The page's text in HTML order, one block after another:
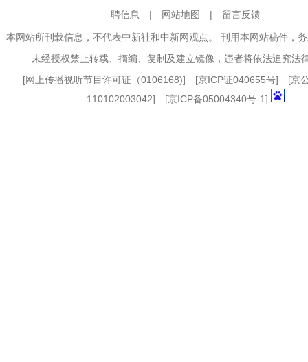
聘信息
| 网站地图 | 留言反馈
本网站所刊载信息，不代表中新社和中新网观点。 刊用本网站稿件，
未经授权禁止转载、摘编、复制及建立镜像，违者将依法追究法
[网上传播视听节目许可证（0106168)] [京ICP证040655号] [京
110102003042] [京ICP备05004340号-1]